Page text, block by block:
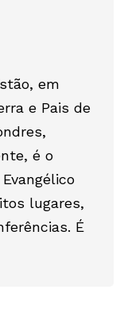
em
e Pais de
é o
lugares,
É